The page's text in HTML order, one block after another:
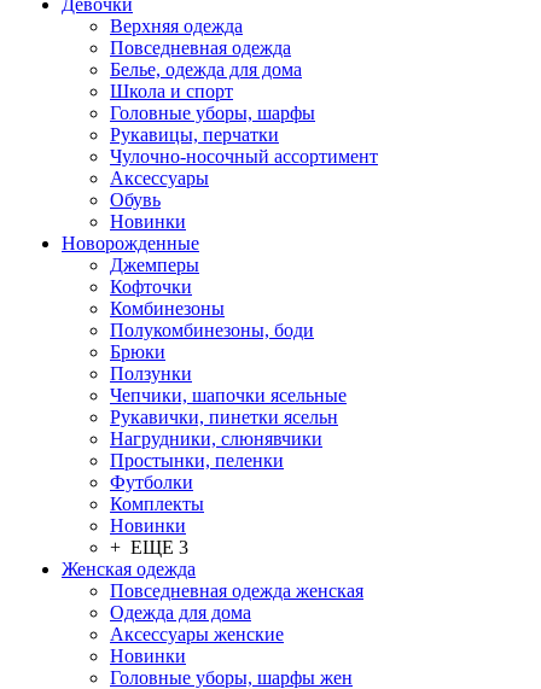
Девочки
Верхняя одежда
Повседневная одежда
Белье, одежда для дома
Школа и спорт
Головные уборы, шарфы
Рукавицы, перчатки
Чулочно-носочный ассортимент
Аксессуары
Обувь
Новинки
Новорожденные
Джемперы
Кофточки
Комбинезоны
Полукомбинезоны, боди
Брюки
Ползунки
Чепчики, шапочки ясельные
Рукавички, пинетки ясельн
Нагрудники, слюнявчики
Простынки, пеленки
Футболки
Комплекты
Новинки
+ ЕЩЕ 3
Женская одежда
Повседневная одежда женская
Одежда для дома
Аксессуары женские
Новинки
Головные уборы, шарфы жен